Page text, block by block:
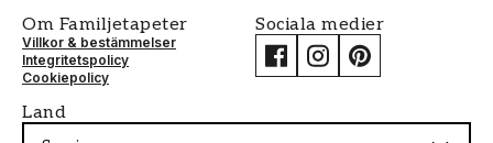
Om Familjetapeter
Villkor & bestämmelser
Integritetspolicy
Cookiepolicy
Sociala medier
Land